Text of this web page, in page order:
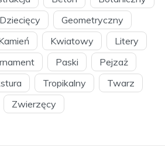
Dziecięcy
Geometryczny
Kwiatowy
Litery
Paski
Pejzaż
Tropikalny
Twarz
Zwierzęcy